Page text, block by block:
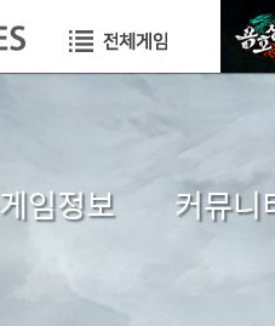
게임정보
게임소개
커뮤니